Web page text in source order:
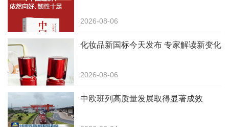
2026-08-06
化妆品新国标今天发布 专家解读新变化
2026-08-06
中欧班列高质量发展取得显著成效